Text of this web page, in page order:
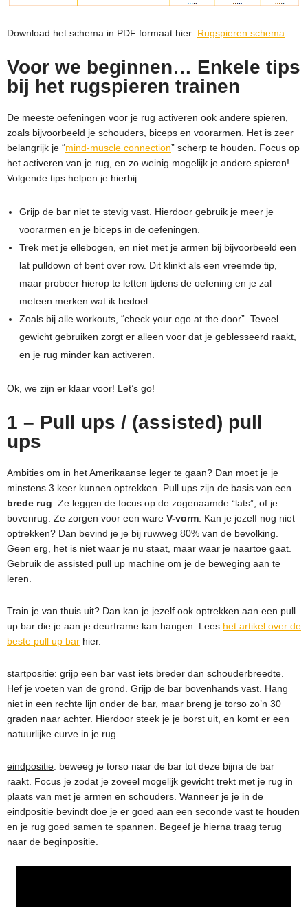
Download het schema in PDF formaat hier: Rugspieren schema
Voor we beginnen… Enkele tips
bij het rugspieren trainen
De meeste oefeningen voor je rug activeren ook andere spieren,
zoals bijvoorbeeld je schouders, biceps en voorarmen. Het is zeer
belangrijk je “mind-muscle connection” scherp te houden. Focus op
het activeren van je rug, en zo weinig mogelijk je andere spieren!
Volgende tips helpen je hierbij:
Grijp de bar niet te stevig vast. Hierdoor gebruik je meer je
voorarmen en je biceps in de oefeningen.
Trek met je ellebogen, en niet met je armen bij bijvoorbeeld een
lat pulldown of bent over row. Dit klinkt als een vreemde tip,
maar probeer hierop te letten tijdens de oefening en je zal
meteen merken wat ik bedoel.
Zoals bij alle workouts, “check your ego at the door”. Teveel
gewicht gebruiken zorgt er alleen voor dat je geblesseerd raakt,
en je rug minder kan activeren.
Ok, we zijn er klaar voor! Let’s go!
1 – Pull ups / (assisted) pull
ups
Ambities om in het Amerikaanse leger te gaan? Dan moet je je
minstens 3 keer kunnen optrekken. Pull ups zijn de basis van een
brede rug . Ze leggen de focus op de zogenaamde “lats”, of je
bovenrug. Ze zorgen voor een ware V-vorm . Kan je jezelf nog niet
optrekken? Dan bevind je je bij ruwweg 80% van de bevolking.
Geen erg, het is niet waar je nu staat, maar waar je naartoe gaat.
Gebruik de assisted pull up machine om je de beweging aan te
leren.
Train je van thuis uit? Dan kan je jezelf ook optrekken aan een pull
up bar die je aan je deurframe kan hangen. Lees het artikel over de
beste pull up bar hier.
startpositie: grijp een bar vast iets breder dan schouderbreedte.
Hef je voeten van de grond. Grijp de bar bovenhands vast. Hang
niet in een rechte lijn onder de bar, maar breng je torso zo’n 30
graden naar achter. Hierdoor steek je je borst uit, en komt er een
natuurlijke curve in je rug.
eindpositie: beweeg je torso naar de bar tot deze bijna de bar
raakt. Focus je zodat je zoveel mogelijk gewicht trekt met je rug in
plaats van met je armen en schouders. Wanneer je je in de
eindpositie bevindt doe je er goed aan een seconde vast te houden
en je rug goed samen te spannen. Begeef je hierna traag terug
naar de beginpositie.